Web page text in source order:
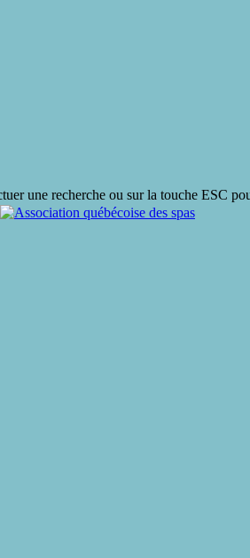
une recherche ou sur la touche ESC